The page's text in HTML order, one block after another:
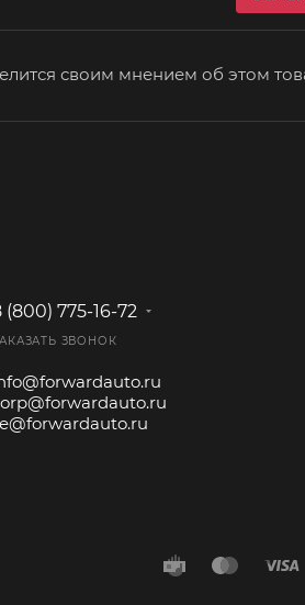
своим мнением об этом
(800) 775-16-72
ЗВОНОК